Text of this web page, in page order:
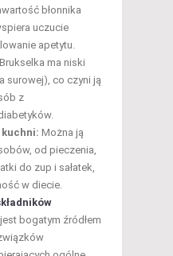
błonnika
uczucie
apetytu.
Brukselka ma niski
surowej), co czyni ją
z
Można ją
od pieczenia,
do zup i sałatek,
w diecie.
bogatym źródłem